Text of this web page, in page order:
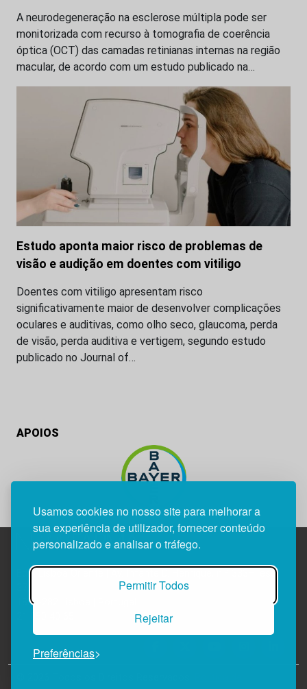
Usamos cookies no nosso site para melhorar a
sua experiência de utilizador, fornecer conteúdo
personalizado e analisar o tráfego.
Permitir Todos
Rejeitar
Preferências
A neurodegeneração na esclerose múltipla pode ser
monitorizada com recurso à tomografia de coerência
óptica (OCT) das camadas retinianas internas na região
macular, de acordo com um estudo publicado na…
Estudo aponta maior risco de problemas de
visão e audição em doentes com vitiligo
Doentes com vitiligo apresentam risco
significativamente maior de desenvolver complicações
oculares e auditivas, como olho seco, glaucoma, perda
de visão, perda auditiva e vertigem, segundo estudo
publicado no Journal of…
APOIOS
Edif. Lisboa Oriente | Av. Infante D. Henrique, n.º 333H, esc.
1800-282 Lisboa | Portugal